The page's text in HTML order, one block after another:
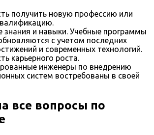
получить новую профессию или
знания и навыки. Учебные программы
с учетом последних
и современных технологий.
карьерного роста.
инженеры по внедрению
систем востребованы в своей
все вопросы по